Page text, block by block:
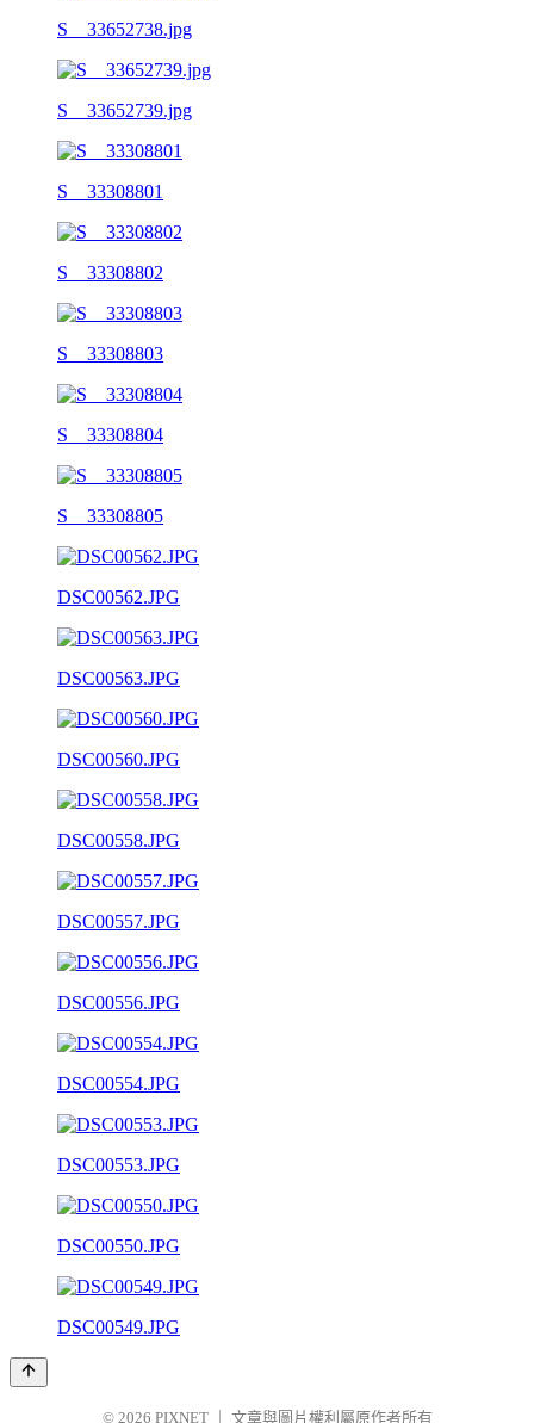
S__33652738.jpg
S__33652739.jpg
S__33308801
S__33308802
S__33308803
S__33308804
S__33308805
DSC00562.JPG
DSC00563.JPG
DSC00560.JPG
DSC00558.JPG
DSC00557.JPG
DSC00556.JPG
DSC00554.JPG
DSC00553.JPG
DSC00550.JPG
DSC00549.JPG
© 2026 PIXNET 文章與圖片權利屬原作者所有